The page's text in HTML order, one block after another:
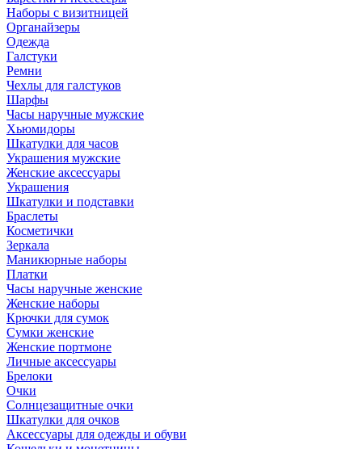
Наборы с визитницей
Органайзеры
Одежда
Галстуки
Ремни
Чехлы для галстуков
Шарфы
Часы наручные мужские
Хьюмидоры
Шкатулки для часов
Украшения мужские
Женские аксессуары
Украшения
Шкатулки и подставки
Браслеты
Косметички
Зеркала
Маникюрные наборы
Платки
Часы наручные женские
Женские наборы
Крючки для сумок
Сумки женские
Женские портмоне
Личные аксессуары
Брелоки
Очки
Солнцезащитные очки
Шкатулки для очков
Аксессуары для одежды и обуви